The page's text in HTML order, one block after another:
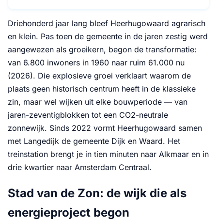
Driehonderd jaar lang bleef Heerhugowaard agrarisch
en klein. Pas toen de gemeente in de jaren zestig werd
aangewezen als groeikern, begon de transformatie:
van 6.800 inwoners in 1960 naar ruim 61.000 nu
(2026). Die explosieve groei verklaart waarom de
plaats geen historisch centrum heeft in de klassieke
zin, maar wel wijken uit elke bouwperiode — van
jaren-zeventigblokken tot een CO2-neutrale
zonnewijk. Sinds 2022 vormt Heerhugowaard samen
met Langedijk de gemeente Dijk en Waard. Het
treinstation brengt je in tien minuten naar Alkmaar en in
drie kwartier naar Amsterdam Centraal.
Stad van de Zon: de wijk die als
energieproject begon